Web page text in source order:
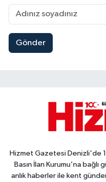
Gönder
Hizmet Gazetesi Denizli'de
Basın İlan Kurumu'na
anlık haberler ile kent